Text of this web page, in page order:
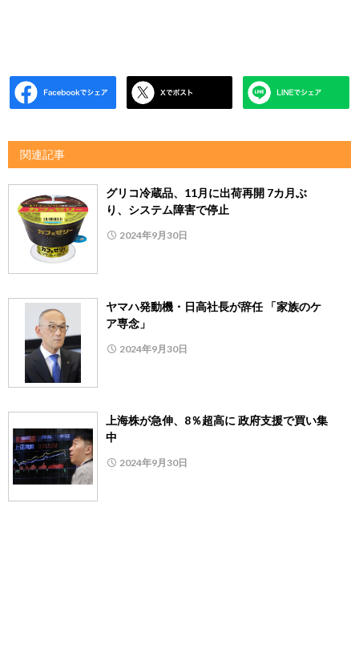
関連記事
グリコ冷蔵品、11月に出荷再開 7カ月ぶ
り、システム障害で停止
2024年9月30日
ヤマハ発動機・日高社長が辞任 「家族のケ
ア専念」
2024年9月30日
上海株が急伸、8％超高に 政府支援で買い集
中
2024年9月30日